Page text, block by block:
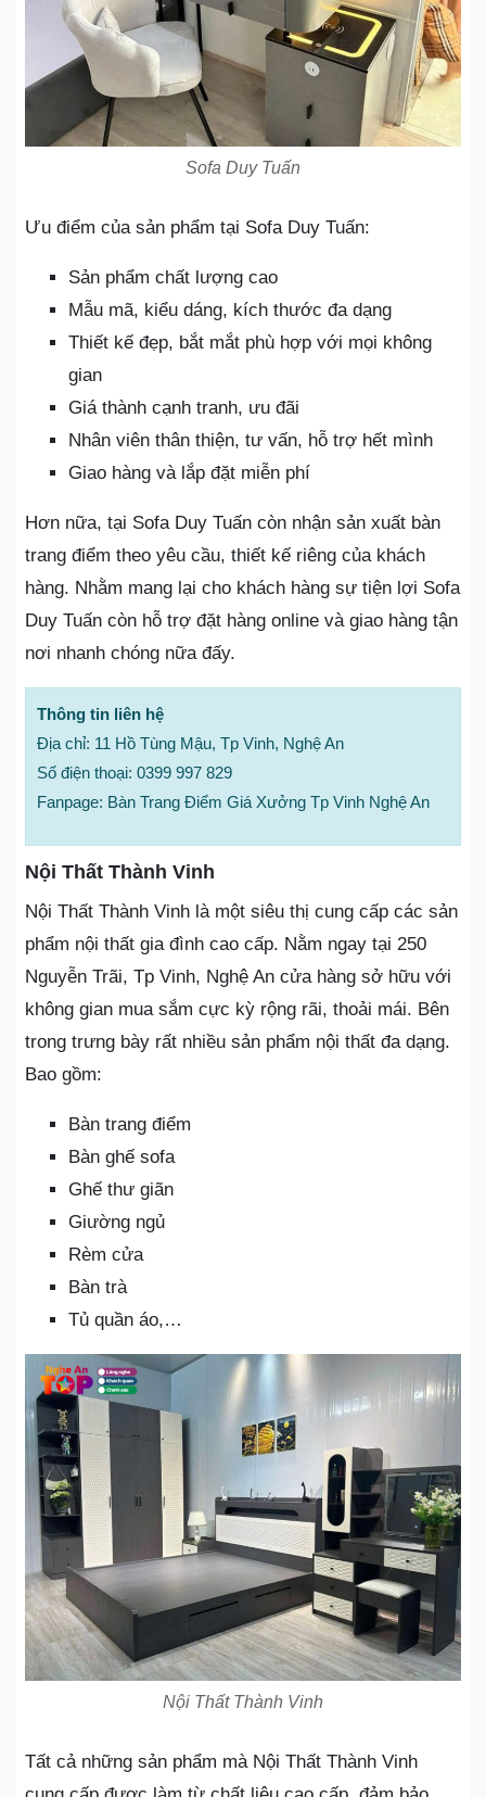
Sofa Duy Tuấn
Ưu điểm của sản phẩm tại Sofa Duy Tuấn:
Sản phẩm chất lượng cao
Mẫu mã, kiểu dáng, kích thước đa dạng
Thiết kế đẹp, bắt mắt phù hợp với mọi không
gian
Giá thành cạnh tranh, ưu đãi
Nhân viên thân thiện, tư vấn, hỗ trợ hết mình
Giao hàng và lắp đặt miễn phí
Hơn nữa, tại Sofa Duy Tuấn còn nhận sản xuất bàn
trang điểm theo yêu cầu, thiết kế riêng của khách
hàng. Nhằm mang lại cho khách hàng sự tiện lợi Sofa
Duy Tuấn còn hỗ trợ đặt hàng online và giao hàng tận
nơi nhanh chóng nữa đấy.
Thông tin liên hệ
Địa chỉ: 11 Hồ Tùng Mậu, Tp Vinh, Nghệ An
Số điện thoại: 0399 997 829
Fanpage: Bàn Trang Điểm Giá Xưởng Tp Vinh Nghệ An
Nội Thất Thành Vinh
Nội Thất Thành Vinh là một siêu thị cung cấp các sản
phẩm nội thất gia đình cao cấp. Nằm ngay tại 250
Nguyễn Trãi, Tp Vinh, Nghệ An cửa hàng sở hữu với
không gian mua sắm cực kỳ rộng rãi, thoải mái. Bên
trong trưng bày rất nhiều sản phẩm nội thất đa dạng.
Bao gồm:
Bàn trang điểm
Bàn ghế sofa
Ghế thư giãn
Giường ngủ
Rèm cửa
Bàn trà
Tủ quần áo,…
Nội Thất Thành Vinh
Tất cả những sản phẩm mà Nội Thất Thành Vinh